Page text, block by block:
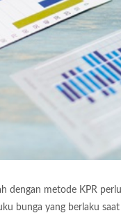
dengan metode KPR
bunga yang berlaku